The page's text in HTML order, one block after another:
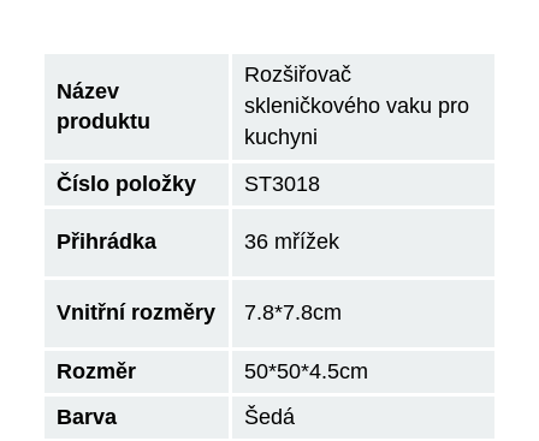
Název
produktu
Rozšiřovač
skleničkového vaku pro
kuchyni
Číslo položky
ST3018
Přihrádka 36 mřížek
Vnitřní rozměry 7.8*7.8cm
Rozměr
50*50*4.5cm
Barva
Šedá